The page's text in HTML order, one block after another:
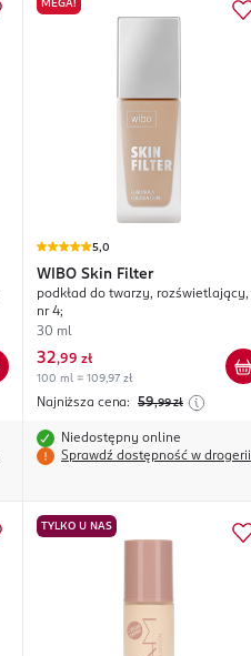
MEGA!
5,0
WIBO Skin Filter
podkład do twarzy, rozświetlający,
nr 4;
30 ml
32,99 zł
100 ml = 109,97 zł
Najniższa cena: 59,99 zł
Niedostępny online
Sprawdź dostępność w drogerii
TYLKO U NAS